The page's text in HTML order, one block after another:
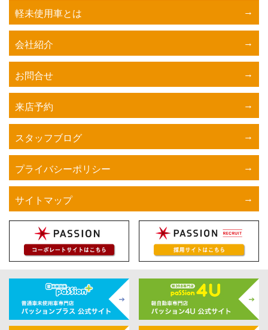
軽未使用車とは
会社紹介
お問合せ
来店予約
スタッフブログ
プライバシーポリシー
サイトマップ